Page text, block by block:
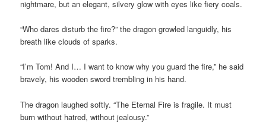
nightmare, but an elegant, silvery glow with eyes like fiery coals.
“Who dares disturb the fire?” the dragon growled languidly, his
breath like clouds of sparks.
“I’m Tom! And I… I want to know why you guard the fire,” he said
bravely, his wooden sword trembling in his hand.
The dragon laughed softly. “The Eternal Fire is fragile. It must
burn without hatred, without jealousy.”